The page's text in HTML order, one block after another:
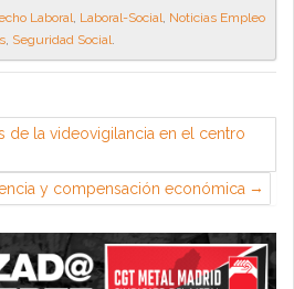
Laboral, Laboral-Social, Noticias Empleo
, Seguridad Social.
de la videovigilancia en el centro
y compensación económica